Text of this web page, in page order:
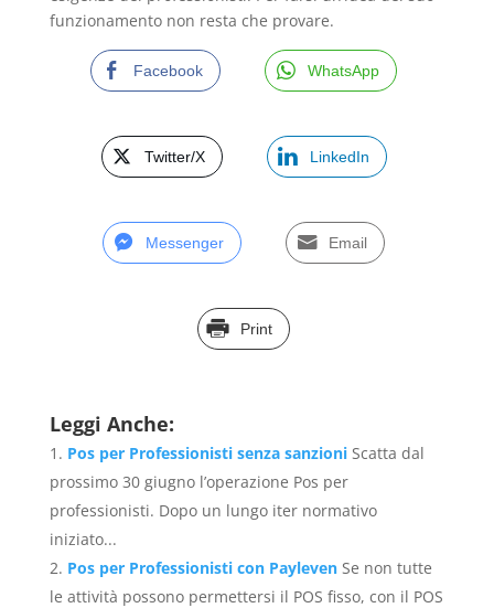
funzionamento non resta che provare.
Facebook WhatsApp
Twitter/X LinkedIn
Messenger Email
Print
Leggi Anche:
Pos per Professionisti senza sanzioni Scatta dal
prossimo 30 giugno l’operazione Pos per
professionisti. Dopo un lungo iter normativo
iniziato...
Pos per Professionisti con Payleven Se non tutte
le attività possono permettersi il POS fisso, con il POS